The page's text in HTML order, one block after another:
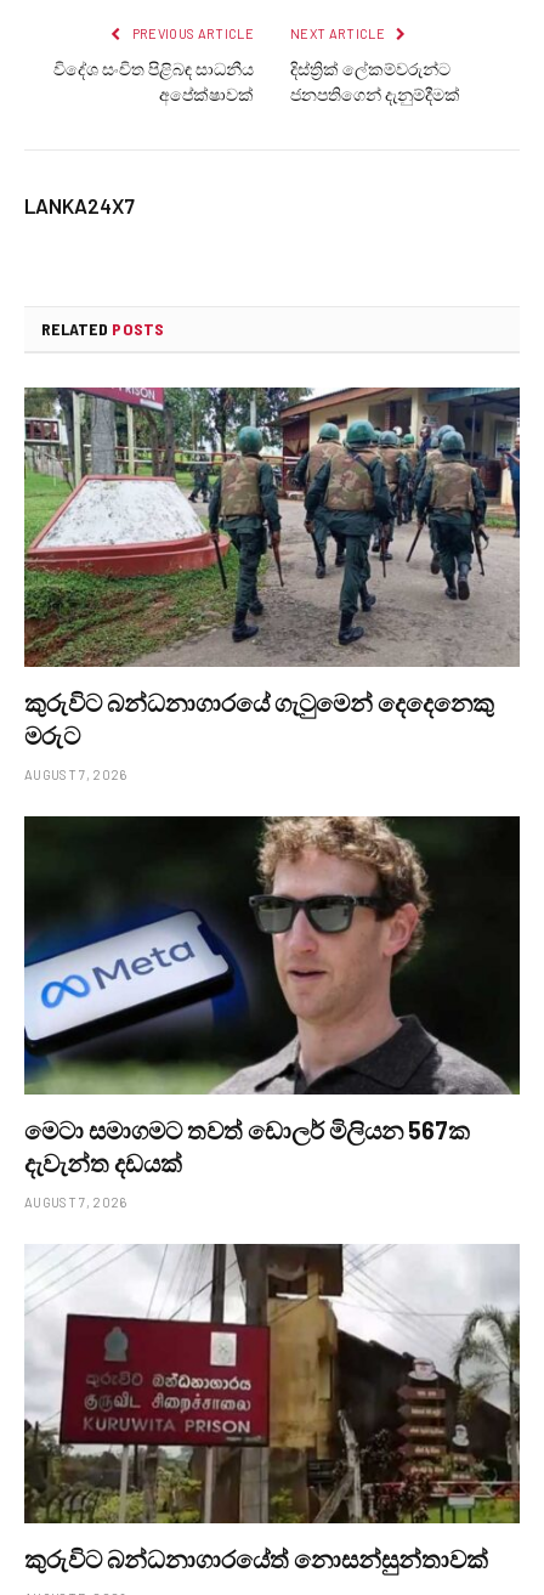
PREVIOUS ARTICLE
විදේශ සංචිත පිළිබඳ සාධනීය
අපේක්ෂාවක්
NEXT ARTICLE
දිස්ත්‍රික් ලේකම්වරුන්ට
ජනපතිගෙන් දැනුම්දීමක්
LANKA24X7
RELATED POSTS
කුරුවිට බන්ධනාගාරයේ ගැටුමෙන් දෙදෙනෙකු
මරුට
AUGUST 7, 2026
මෙටා සමාගමට තවත් ඩොලර් මිලියන 567ක
දැවැන්ත දඩයක්
AUGUST 7, 2026
කුරුවිට බන්ධනාගාරයේත් නොසන්සුන්තාවක්